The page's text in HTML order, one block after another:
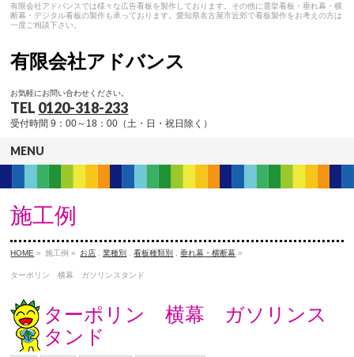
有限会社アドバンスでは様々な広告看板を製作しております。その他に選挙看板・垂れ幕・横
断幕・デジタル看板の製作も承っております。愛知県名古屋市近郊で看板製作をお考えの方は
一度ご相談下さい。
有限会社アドバンス
お気軽にお問い合わせください。
TEL 0120-318-233
受付時間 9：00～18：00（土・日・祝日除く）
MENU
施工例
HOME » 施工例 » お店 ,業種別 ,看板種類別 ,垂れ幕・横断幕 »
ターポリン 横幕 ガソリンスタンド
ターポリン 横幕 ガソリンス
タンド